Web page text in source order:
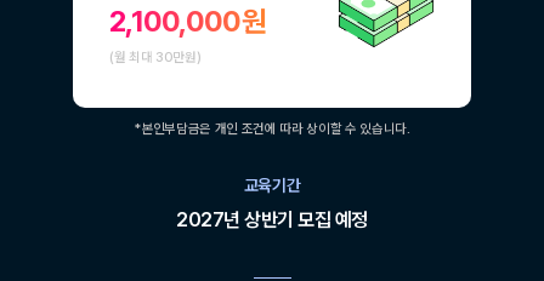
2,100,000원
(월 최대 30만원)
*본인부담금은 개인 조건에 따라 상이할 수 있습니다.
교육기간
2027년 상반기 모집 예정